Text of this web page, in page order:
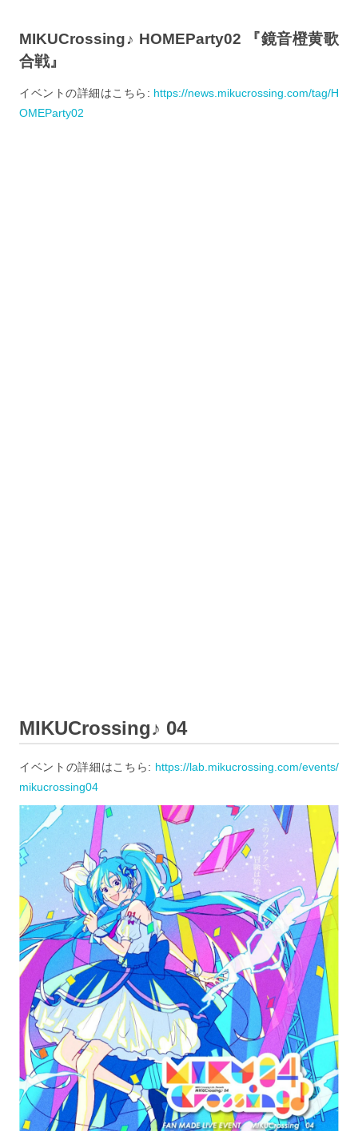
MIKUCrossing♪ HOMEParty02 『鏡音橙黄歌
合戦』
イベントの詳細はこちら: https://news.mikucrossing.com/tag/H
OMEParty02
MIKUCrossing♪ 04
イベントの詳細はこちら: https://lab.mikucrossing.com/events/
mikucrossing04